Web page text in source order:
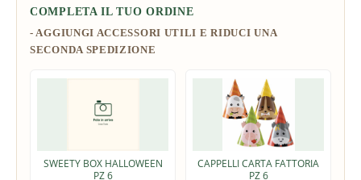
COMPLETA IL TUO ORDINE
SWEETY BOX HALLOWEEN
PZ 6
CAPPELLI CARTA FATTORIA
PZ 6